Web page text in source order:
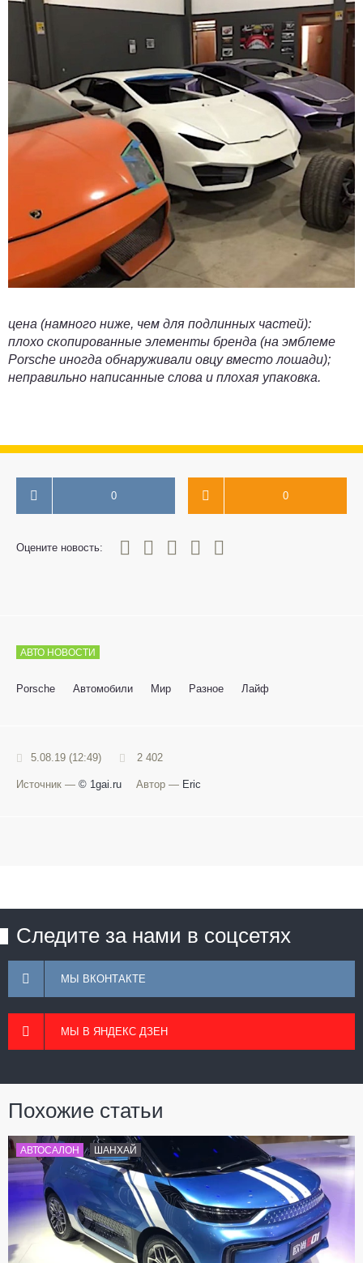
цена (намного ниже, чем для подлинных частей):
плохо скопированные элементы бренда (на эмблеме
Porsche иногда обнаруживали овцу вместо лошади);
неправильно написанные слова и плохая упаковка.
0 0
Оцените новость:
0
1 3 4 5
АВТО НОВОСТИ
Porsche Автомобили Мир Разное Лайф
5.08.19 (12:49) 2 402
Источник — © 1gai.ru Автор — Eric
Следите за нами в соцсетях
МЫ ВКОНТАКТЕ
МЫ В ЯНДЕКС ДЗЕН
Похожие статьи
АВТОСАЛОН ШАНХАЙ